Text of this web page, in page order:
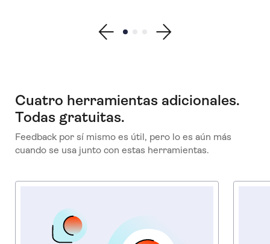
Show previous testimonial
Show testimonial 1
Show testimonial 2
Show testimonial 3
Show next testimonial
Cuatro herramientas adicionales.
Todas gratuitas.
Feedback por sí mismo es útil, pero lo es aún más
cuando se usa junto con estas herramientas.